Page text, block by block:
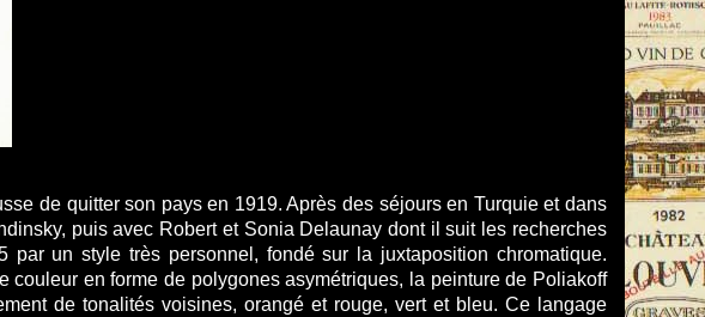
de quitter son pays en 1919. Après des séjours en Turquie et dans
puis avec Robert et Sonia Delaunay dont il suit les recherches
par un style très personnel, fondé sur la juxtaposition chromatique.
en forme de polygones asymétriques, la peinture de Poliakoff
de tonalités voisines, orangé et rouge, vert et bleu. Ce langage